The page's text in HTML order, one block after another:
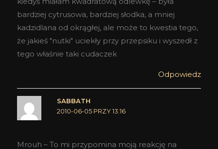
bardziej cytrusowa, bardziej słodka, a mniej
kadzidlana od okrągłej, ale może to kwestia tego,
że jakieś "nutki" uciekły przy przepsiku i wyszedł z
tego właśnie taki cudaczek
Odpowiedz
SABBATH
2010-06-05 PRZY 13:16
Mrouh – To mi przypomina moją reakcję na